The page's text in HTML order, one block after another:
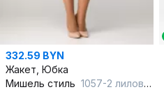
332.59 BYN
Жакет, Юбка
Мишель стиль 1057-2 лиловый